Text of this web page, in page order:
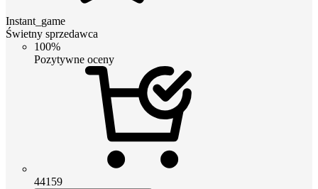
Instant_game
Świetny sprzedawca
100%
Pozytywne oceny
44159